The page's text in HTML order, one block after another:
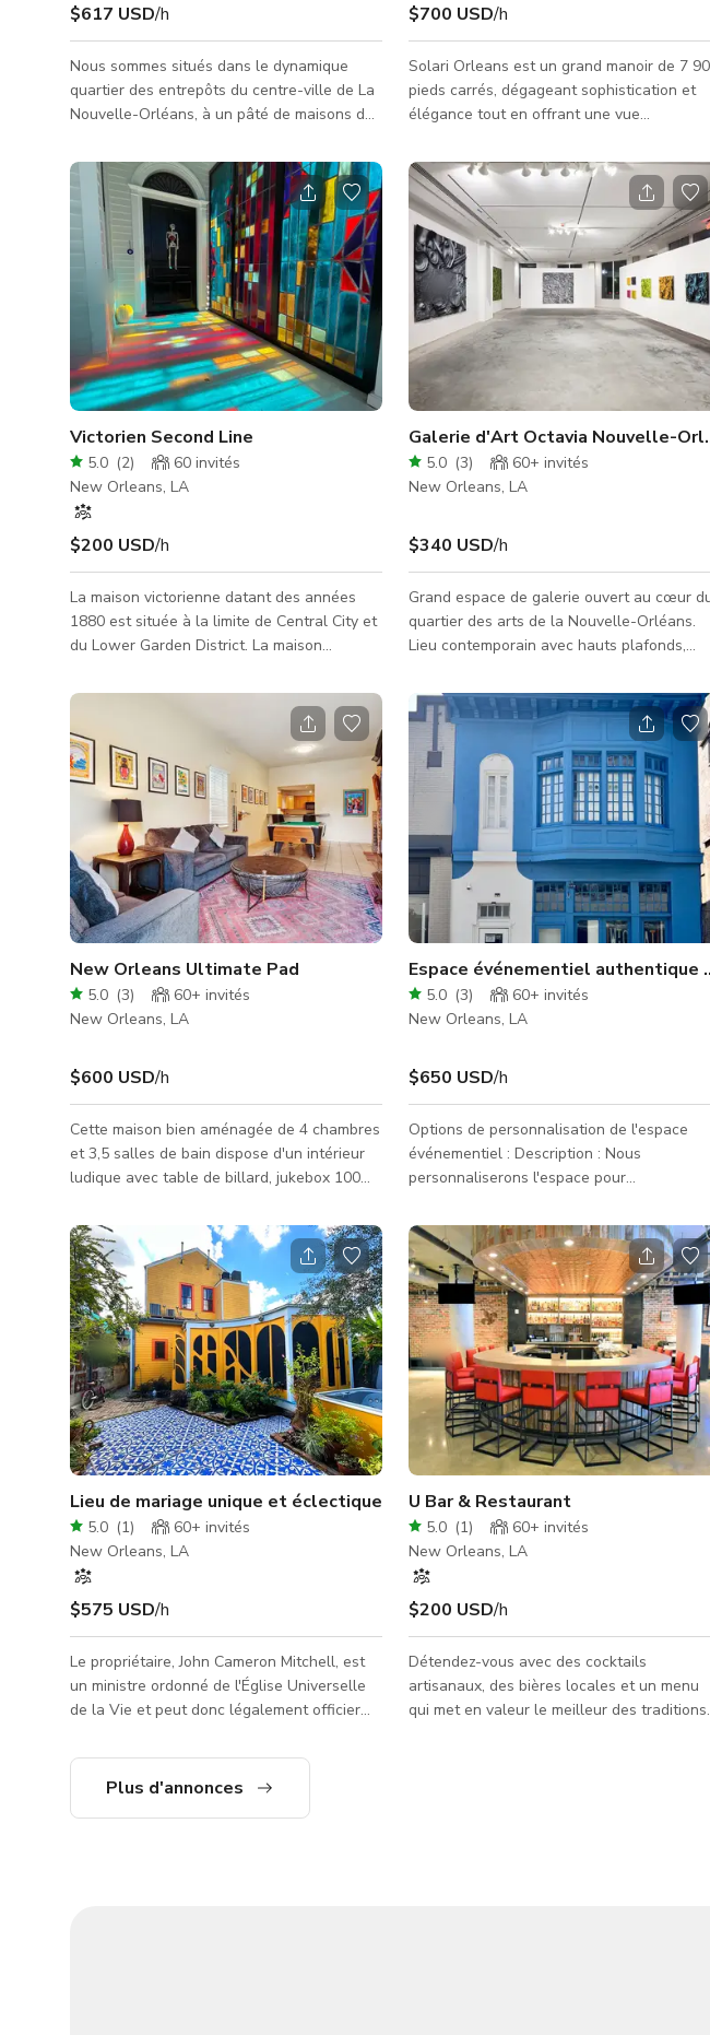
$617 USD/h
Nous sommes situés dans le dynamique
quartier des entrepôts du centre-ville de La
Nouvelle-Orléans, à un pâté de maisons du
mondiale. L'espace événementiel Galerie est
idéal pour tout, des séances photo/film,
réceptions d'entreprise, ateliers,
événements festifs et expositions d'art.
Ajoutez nos salles de conférence, bureaux
privés et espace cuisine et les possibilités
sont infinies ! Vous adorerez notre plan
ouvert avec hauts plafonds, une m
$700 USD/h
Solari Orleans est un grand manoir de 7
pieds carrés, dégageant sophistication et
élégance tout en offrant une vue
Charles de la Nouvelle-Orléans dans le
Garden District. Conçu volontairement
des tons neutres, notre lieu événementiel
très demandé invite tous les fournisseurs
clients à concrétiser leur vision avec
l'expertise nécessaire pour créer une
expérience de luxe à chaque niveau
d'événement ! Solari Orleans, conçu par
Victorien Second Line
5.0 (2) 60 invités
New Orleans, LA
$200 USD/h
La maison victorienne datant des années
1880 est située à la limite de Central City et
du Lower Garden District. La maison
accessible à pied au tramway, aux second
lines, aux défilés, aux hôtels et aux
restaurants. Découvrez un lieu artistique
disponible pour le Super Bowl, les défilés de
Mardi Gras, les second lines, les séances
photo, la production cinématographique, les
fêtes privées, les réunions, les activations
de marque, les mariages e
Galerie d'Art Octavia Nouvelle-
5.0 (3) 60+ invités
New Orleans, LA
$340 USD/h
Grand espace de galerie ouvert au cœur
quartier des arts de la Nouvelle-Orléans.
Lieu contemporain avec hauts plafonds,
pieds carrés d'espace avec kitchenette et
salle de bain.
New Orleans Ultimate Pad
5.0 (3) 60+ invités
New Orleans, LA
$600 USD/h
Cette maison bien aménagée de 4 chambres
et 3,5 salles de bain dispose d'un intérieur
ludique avec table de billard, jukebox 100
arrière comprend un patio luxuriant avec
terrasses couvertes et ouvertes ainsi qu'une
vue sur le toit. Il y a un bar extérieur pliant
et un barbecue. Parking facile dans la rue
pour quelques voitures ainsi qu'un grand
parking à l'angle chez l'épicerie Rouse’s pour
de nombreuses voitures. Nous préférons
louer la maison
Espace événementiel authentique
5.0 (3) 60+ invités
New Orleans, LA
$650 USD/h
Options de personnalisation de l'espace
événementiel : Description : Nous
personnaliserons l'espace pour
souhaitées pour votre événement spécial.
Caractéristiques du rez-de-chaussée :
Entrée et 3 fenêtres ouvrables de la taille
d'une porte donnant sur Carondelet St.
Ambiance culturelle authentique de la
Nouvelle-Orléans Détails de l'espace
événementiel : Taille : Environ 2500 pieds
carrés, plafonds de 15 pieds
Lieu de mariage unique et éclectique
5.0 (1) 60+ invités
New Orleans, LA
$575 USD/h
Le propriétaire, John Cameron Mitchell, est
un ministre ordonné de l'Église Universelle
de la Vie et peut donc légalement officier
cinq églises différentes au cours de ses 180
ans de service et a récemment été reclassé
U Bar & Restaurant
5.0 (1) 60+ invités
New Orleans, LA
$200 USD/h
Détendez-vous avec des cocktails
artisanaux, des bières locales et un menu
qui met en valeur le meilleur des traditions
Plus d'annonces